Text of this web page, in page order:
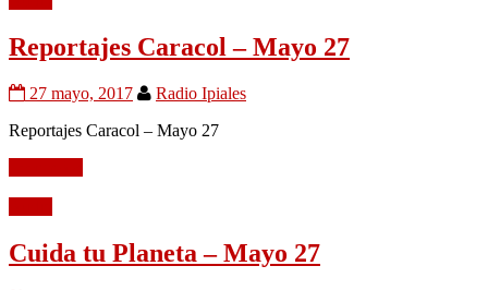
Reportajes Caracol – Mayo 27
27 mayo, 2017
Radio Ipiales
Reportajes Caracol – Mayo 27
Cuida tu Planeta – Mayo 27